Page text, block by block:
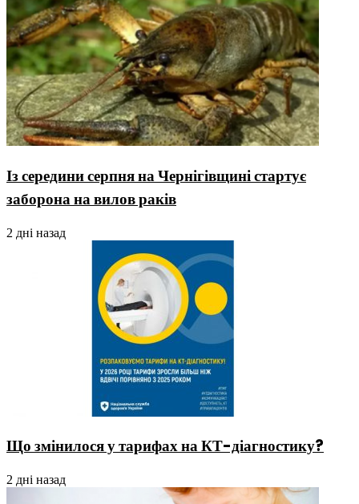
Із середини серпня на Чернігівщині стартує
заборона на вилов раків
2 дні назад
Що змінилося у тарифах на КТ-діагностику?
2 дні назад